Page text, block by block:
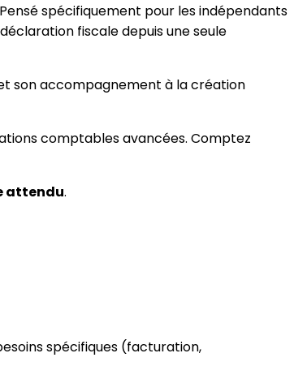
spécifiquement pour les indépendants
fiscale depuis une seule
son accompagnement à la création
comptables avancées. Comptez
attendu.
spécifiques (facturation,